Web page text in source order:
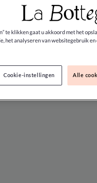
te klikken gaat u akkoord met het
het analyseren van websitegebruik
Alle
Cookie-instellingen